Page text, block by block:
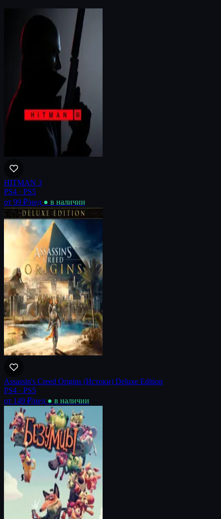
HITMAN 3
PS4 · PS5
от 99 ₽/нед ● в наличии
Assassin's Creed Origins (Истоки) Deluxe Edition
PS4 · PS5
от 149 ₽/нед ● в наличии